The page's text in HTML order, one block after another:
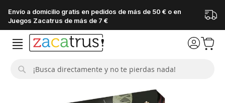
Envío a domicilio gratis en pedidos de más de 50 € o en
Juegos Zacatrus de más de 7 €